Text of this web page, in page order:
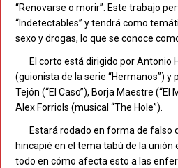
“Renovarse o morir”. Este trabajo
“Indetectables” y tendrá como
sexo y drogas, lo que se conoce
El corto está dirigido por Antonio
(guionista de la serie “Hermanos”) y
Tejón (“El Caso”), Borja Maestre (“El
Alex Forriols (musical “The Hole”).
Estará rodado en forma de falso
hincapié en el tema tabú de la unión
todo en cómo afecta esto a las